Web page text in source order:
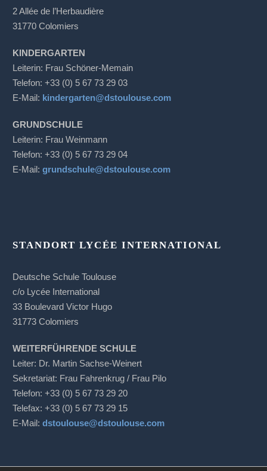
2 Allée de l’Herbaudière
31770 Colomiers
KINDERGARTEN
Leiterin: Frau Schöner-Memain
Telefon: +33 (0) 5 67 73 29 03
E-Mail: kindergarten@dstoulouse.com
GRUNDSCHULE
Leiterin: Frau Weinmann
Telefon: +33 (0) 5 67 73 29 04
E-Mail:grundschule@dstoulouse.com
STANDORT LYCÉE INTERNATIONAL
Deutsche Schule Toulouse
c/o Lycée International
33 Boulevard Victor Hugo
31773 Colomiers
WEITERFÜHRENDE SCHULE
Leiter: Dr. Martin Sachse-Weinert
Sekretariat: Frau Fahrenkrug / Frau Pilo
Telefon: +33 (0) 5 67 73 29 20
Telefax: +33 (0) 5 67 73 29 15
E-Mail:dstoulouse@dstoulouse.com